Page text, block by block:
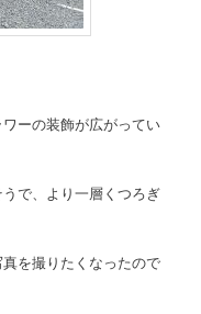
ーの装飾が広がってい
で、より一層くつろぎ
を撮りたくなったので